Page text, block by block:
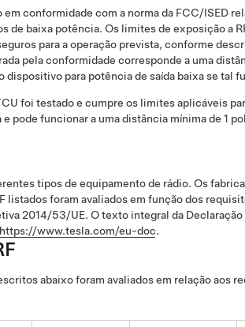
em conformidade com a norma da FCC/ISED
de baixa potência. Os limites de exposição a
para a operação prevista, conforme
pela conformidade corresponde a uma
dispositivo para potência de saída baixa se tal
foi testado e cumpre os limites aplicáveis
e pode funcionar a uma distância mínima de 1
tipos de equipamento de rádio. Os
listados foram avaliados em função dos
2014/53/UE. O texto integral da
https://www.tesla.com/eu-doc.
abaixo foram avaliados em relação aos